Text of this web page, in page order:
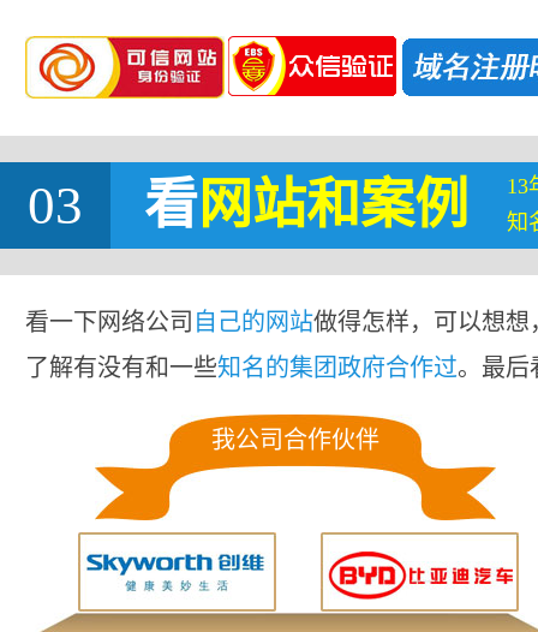
03 看网站和案例
13
知
看一下网络公司 自己的网站做得怎样，可以想
了解有没有和一些知名的集团政府合作过。最后
我公司合作伙伴